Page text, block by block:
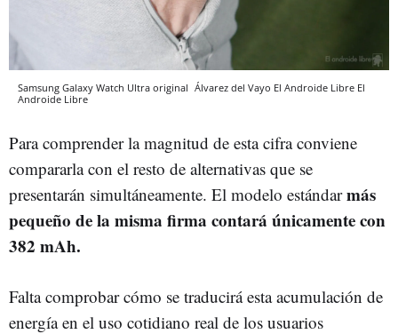
Samsung Galaxy Watch Ultra original Álvarez del Vayo El Androide Libre El
Androide Libre
Para comprender la magnitud de esta cifra conviene
compararla con el resto de alternativas que se
presentarán simultáneamente. El modelo estándarmás
pequeño de la misma firma contará únicamente con
382 mAh.
Falta comprobar cómo se traducirá esta acumulación de
energía en el uso cotidiano real de los usuarios